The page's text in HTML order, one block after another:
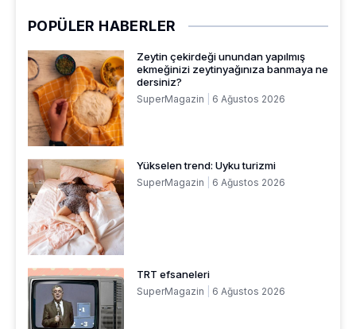
POPÜLER HABERLER
Zeytin çekirdeği unundan yapılmış
ekmeğinizi zeytinyağınıza banmaya ne
dersiniz?
SuperMagazin 6 Ağustos 2026
Yükselen trend: Uyku turizmi
SuperMagazin 6 Ağustos 2026
TRT efsaneleri
SuperMagazin 6 Ağustos 2026